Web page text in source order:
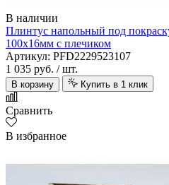
В наличии
Плинтус напольный под
100х16мм с плечиком
Артикул: PFD2229523107
1 035 руб. / шт.
В корзину Купить в 1 клик
Сравнить
В избранное